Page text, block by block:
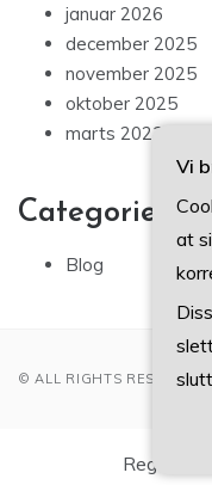
januar 2026
december 2025
november 2025
oktober 2025
marts 2023
Categories
Blog
© ALL RIGHTS RESERVED
Vi
at